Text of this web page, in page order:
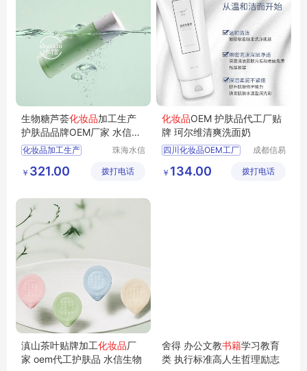
生物糖芦荟化妆品加工生产
护肤品品牌OEM厂家 水信生
物
化妆品加工生产
芦荟加工化妆品厂家
护肤品品牌OEM厂家
珠海水信
有限公司
￥ 321.00 拨打电话
化妆品OEM 护肤品代工厂贴
牌 珂尔维清爽洗面奶
四川化妆品OEM工厂
护肤品代加工
成都信易
器械有限
￥ 134.00 拨打电话
滇山茶叶贴牌加工化妆品厂
家 oem代工护肤品 水信生物
舍得 办公文教书籍学习教育
类 执行标准高人生哲理励志